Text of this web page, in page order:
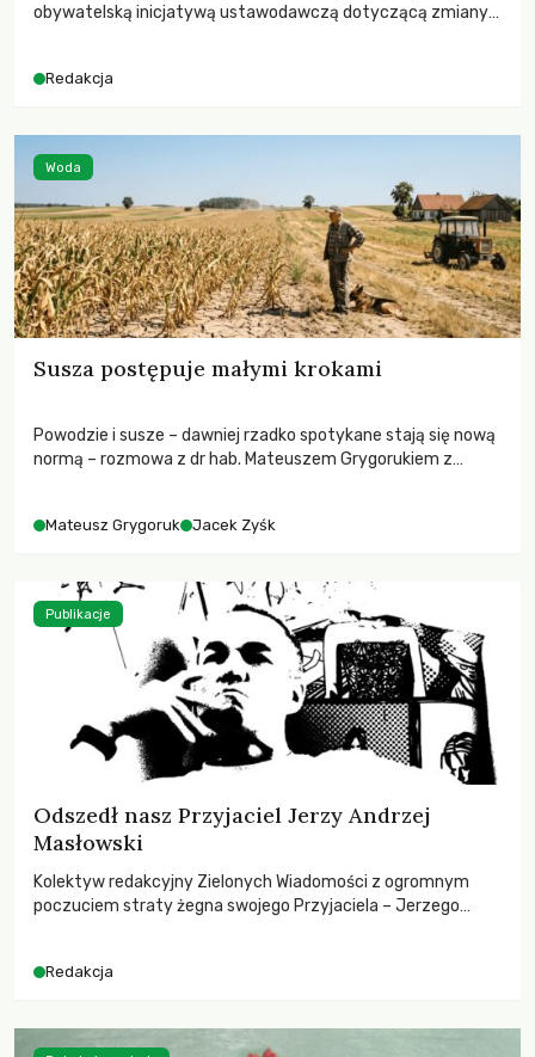
obywatelską inicjatywą ustawodawczą dotyczącą zmiany
niezwykle korzystne rozwiązania dla przyrody i zwierząt,
funkcjonowania łowiectwa w Polsce.
Redakcja
Susza postępuje małymi krokami
Powodzie i susze – dawniej rzadko spotykane stają się nową
normą – rozmowa z dr hab. Mateuszem Grygorukiem z
Mateusz Grygoruk Jacek Zyśk
Woda
Odszedł nasz Przyjaciel Jerzy Andrzej
Masłowski
Kolektyw redakcyjny Zielonych Wiadomości z ogromnym
poczuciem straty żegna swojego Przyjaciela – Jerzego
Redakcja
Publikacje